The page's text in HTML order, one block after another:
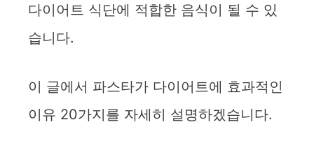
다이어트 식단에 적합한 음식이 될 수 있
습니다.
이 글에서 파스타가 다이어트에 효과적인
이유 20가지를 자세히 설명하겠습니다.